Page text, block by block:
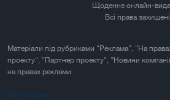
Щоденне онлайн-
Всі права захищені
Матеріали під рубриками "Реклама", "На
проекту", "Партнер проекту", "Новини
на правах реклами
Карта сайта